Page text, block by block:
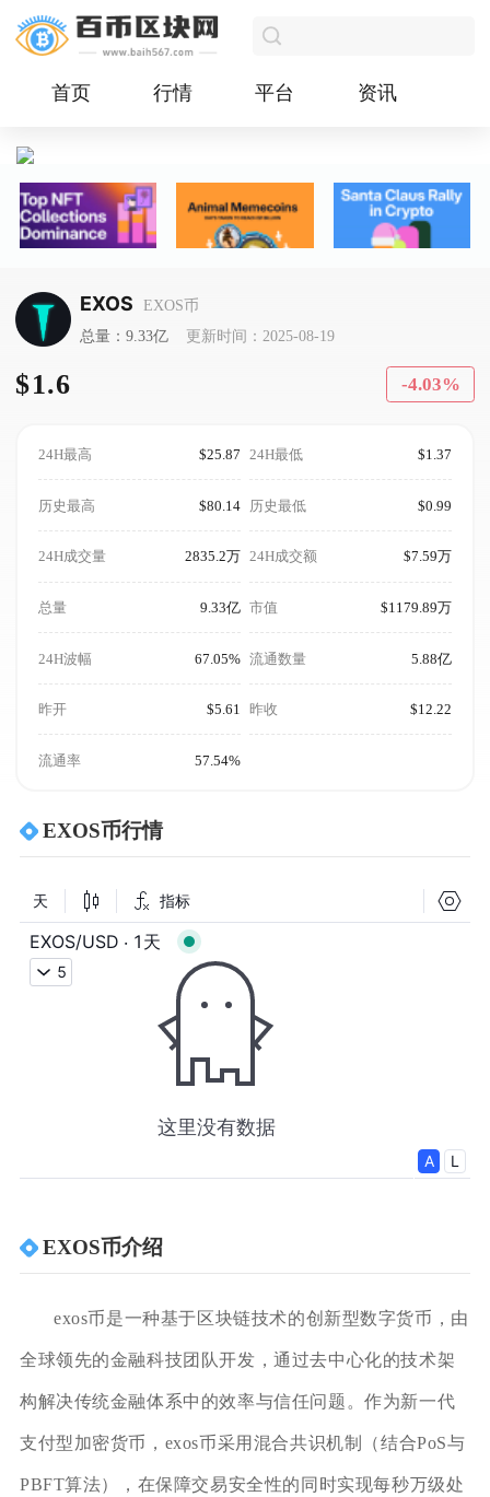
首页 行情 平台 资讯
EXOS
EXOS币
总量：9.33亿
更新时间：2025-08-19
$1.6 -4.03%
24H最高 $25.87 24H最低 $1.37
历史最高 $80.14 历史最低 $0.99
24H成交量 2835.2万 24H成交额 $7.59万
总量 9.33亿 市值 $1179.89万
24H波幅 67.05% 流通数量 5.88亿
昨开 $5.61 昨收 $12.22
流通率 57.54%
EXOS币行情
EXOS币介绍
exos币是一种基于区块链技术的创新型数字货币，由
全球领先的金融科技团队开发，通过去中心化的技术架
构解决传统金融体系中的效率与信任问题。作为新一代
支付型加密货币，exos币采用混合共识机制（结合PoS与
PBFT算法），在保障交易安全性的同时实现每秒万级处